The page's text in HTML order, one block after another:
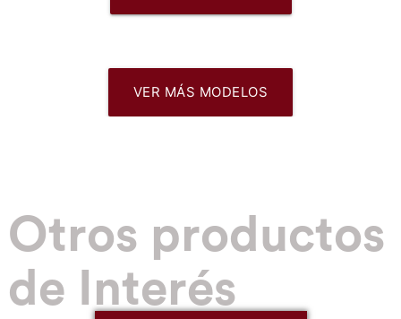
VER MÁS MODELOS
Otros productos
de Interés